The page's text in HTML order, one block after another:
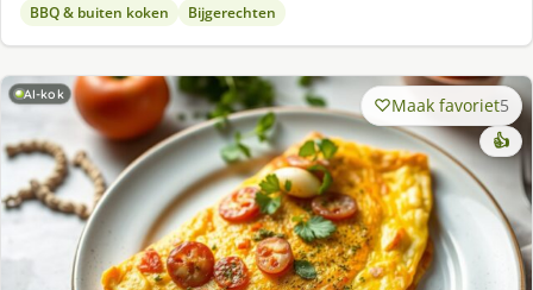
BBQ & buiten koken Bijgerechten
AI-kok Maak favoriet5
👍